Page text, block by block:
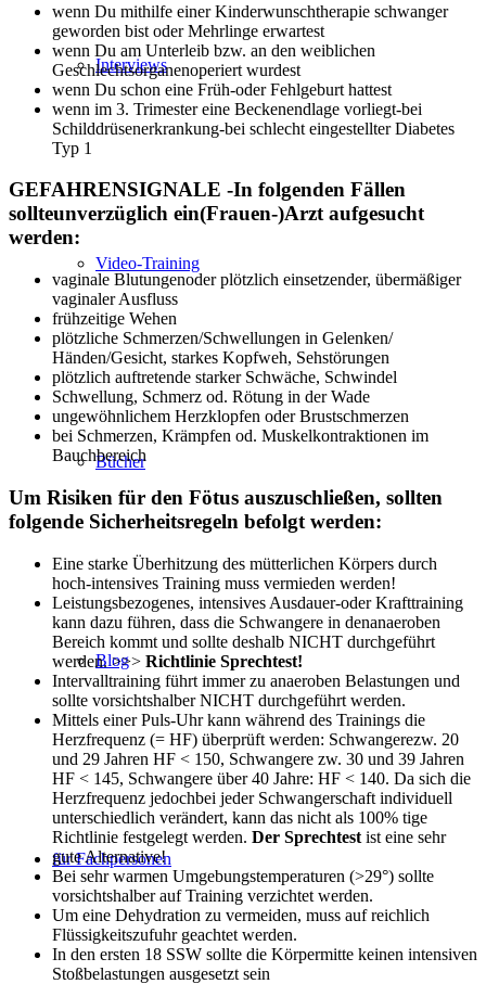
Interviews
Video-Training
Bücher
Blog
für Fachpersonen
wenn Du mithilfe einer Kinderwunschtherapie schwanger
geworden bist oder Mehrlinge erwartest
wenn Du am Unterleib bzw. an den weiblichen
Geschlechtsorganenoperiert wurdest
wenn Du schon eine Früh-oder Fehlgeburt hattest
wenn im 3. Trimester eine Beckenendlage vorliegt-bei
Schilddrüsenerkrankung-bei schlecht eingestellter Diabetes
Typ 1
GEFAHRENSIGNALE -In folgenden Fällen
sollteunverzüglich ein(Frauen-)Arzt aufgesucht
werden:
vaginale Blutungenoder plötzlich einsetzender, übermäßiger
vaginaler Ausfluss
frühzeitige Wehen
plötzliche Schmerzen/Schwellungen in Gelenken/
Händen/Gesicht, starkes Kopfweh, Sehstörungen
plötzlich auftretende starker Schwäche, Schwindel
Schwellung, Schmerz od. Rötung in der Wade
ungewöhnlichem Herzklopfen oder Brustschmerzen
bei Schmerzen, Krämpfen od. Muskelkontraktionen im
Bauchbereich
Um Risiken für den Fötus auszuschließen, sollten
folgende Sicherheitsregeln befolgt werden:
Eine starke Überhitzung des mütterlichen Körpers durch
hoch-intensives Training muss vermieden werden!
Leistungsbezogenes, intensives Ausdauer-oder Krafttraining
kann dazu führen, dass die Schwangere in denanaeroben
Bereich kommt und sollte deshalb NICHT durchgeführt
werden. >>> Richtlinie Sprechtest!
Intervalltraining führt immer zu anaeroben Belastungen und
sollte vorsichtshalber NICHT durchgeführt werden.
Mittels einer Puls-Uhr kann während des Trainings die
Herzfrequenz (= HF) überprüft werden: Schwangerezw. 20
und 29 Jahren HF < 150, Schwangere zw. 30 und 39 Jahren
HF < 145, Schwangere über 40 Jahre: HF < 140. Da sich die
Herzfrequenz jedochbei jeder Schwangerschaft individuell
unterschiedlich verändert, kann das nicht als 100% tige
Richtlinie festgelegt werden. Der Sprechtest ist eine sehr
gute Alternative!
Bei sehr warmen Umgebungstemperaturen (>29°) sollte
vorsichtshalber auf Training verzichtet werden.
Um eine Dehydration zu vermeiden, muss auf reichlich
Flüssigkeitszufuhr geachtet werden.
In den ersten 18 SSW sollte die Körpermitte keinen intensiven
Stoßbelastungen ausgesetzt sein